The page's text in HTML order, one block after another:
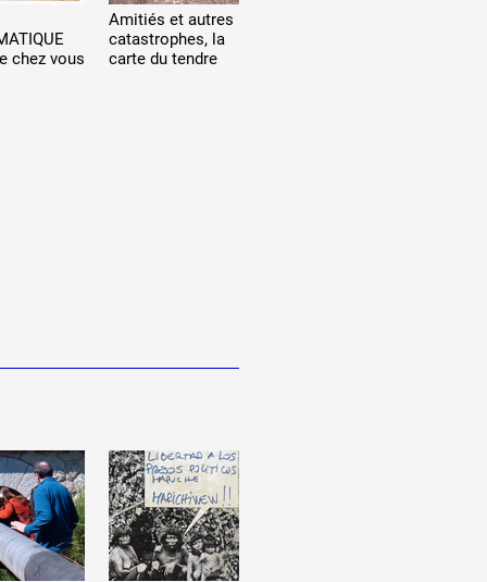
chez vous
Amitiés et autres
catastrophes, la
carte du tendre